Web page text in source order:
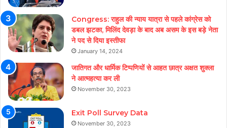
Congress: राहुल की न्याय यात्रा से पहले कांग्रेस को
डबल झटका, मिलिंद देवड़ा के बाद अब असम के इस बड़े नेता
ने पद से दिया इस्तीफा
January 14, 2024
जातिगत और धार्मिक टिप्पणियों से आहत छात्र अक्षत शुक्ला
ने आत्महत्या कर ली
November 30, 2023
Exit Poll Survey Data
November 30, 2023